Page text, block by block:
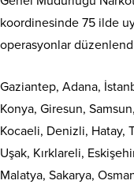
koordinesinde 75 ilde
operasyonlar
Gaziantep, Adana,
Konya, Giresun,
Kocaeli, Denizli, Hatay,
Uşak, Kırklareli,
Malatya, Sakarya,